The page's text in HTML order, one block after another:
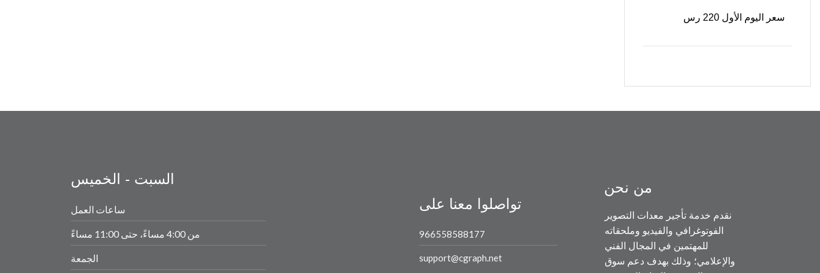
سعر اليوم الأول 220 رس
من نحن
نقدم خدمة تأجير معدات التصوير
الفوتوغرافي والفيديو وملحقاته
للمهتمين في المجال الفني
والإعلامي؛ وذلك بهدف دعم سوق
تواصلوا معنا على
966558588177
support@cgraph.net
السبت - الخميس
ساعات العمل
من 4:00 مساءً، حتى 11:00 مساءً
الجمعة